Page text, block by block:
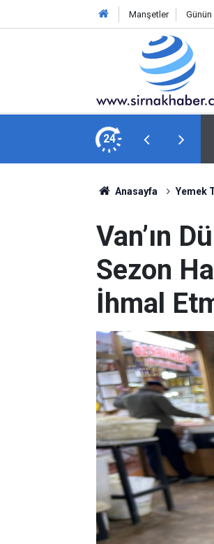
Manşetler
24
Anasayfa Yemek
Van’ın
Sezon
İhmal